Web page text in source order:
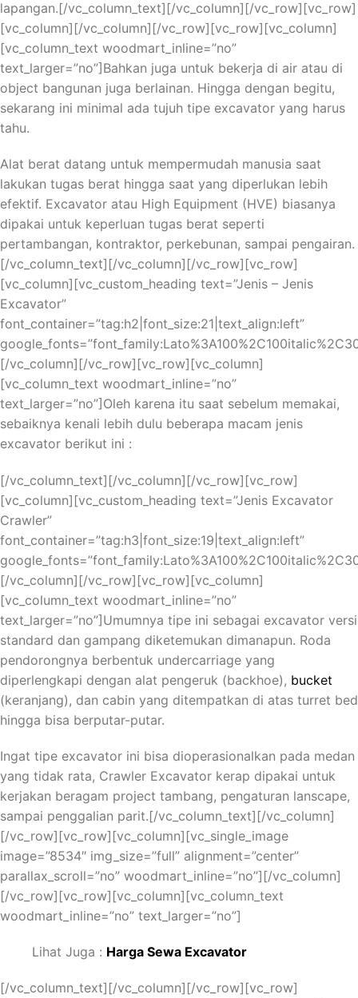
lapangan.[/vc_column_text][/vc_column][/vc_row][vc_row]
[vc_column][/vc_column][/vc_row][vc_row][vc_column]
[vc_column_text woodmart_inline=”no”
text_larger=”no”]Bahkan juga untuk bekerja di air atau di
object bangunan juga berlainan. Hingga dengan begitu,
sekarang ini minimal ada tujuh tipe excavator yang harus
tahu.
Alat berat datang untuk mempermudah manusia saat
lakukan tugas berat hingga saat yang diperlukan lebih
efektif. Excavator atau High Equipment (HVE) biasanya
dipakai untuk keperluan tugas berat seperti
pertambangan, kontraktor, perkebunan, sampai pengairan.
[/vc_column_text][/vc_column][/vc_row][vc_row]
[vc_column][vc_custom_heading text=”Jenis – Jenis
Excavator”
font_container=”tag:h2|font_size:21|text_align:left”
[/vc_column][/vc_row][vc_row][vc_column]
[vc_column_text woodmart_inline=”no”
text_larger=”no”]Oleh karena itu saat sebelum memakai,
sebaiknya kenali lebih dulu beberapa macam jenis
excavator berikut ini :
Учимся Выигрывать в
Блэкджек и Рулетку в Starda
Казино для Россиян
Игра в казино – это увлекательное занятие, которое
привлекает множество людей в России. Но как
научиться выигрывать в блэкджек и рулетку? В этой
статье мы расскажем вам о лучших стратегиях и
советах, которые помогут вам увеличить свои шансы
на успех в казино Starda.
Вы когда-нибудь задумывались, почему некоторые
постоянно проигрывают? Что делает их такими
успешными? Может быть, они знают что-то, чего нам
неизвестно? Мы приглашаем вас в захватывающий мир
казино Starda, где вы сможете научиться стратегиям,
которые помогут вам повысить свои шансы на победу.
Готовы ли вы принять вызов и стать настоящим
профессионалом в игре?
Стратегии игры в блэкджек и
рулетку: как повысить свои шансы
[/vc_column_text][/vc_column][/vc_row][vc_row]
[vc_column][vc_custom_heading text=”Jenis Excavator
Crawler”
font_container=”tag:h3|font_size:19|text_align:left”
[/vc_column][/vc_row][vc_row][vc_column]
[vc_column_text woodmart_inline=”no”
text_larger=”no”]Umumnya tipe ini sebagai excavator versi
standard dan gampang diketemukan dimanapun. Roda
pendorongnya berbentuk undercarriage yang
diperlengkapi dengan alat pengeruk (backhoe), bucket
(keranjang), dan cabin yang ditempatkan di atas turret bed
hingga bisa berputar-putar.
Ingat tipe excavator ini bisa dioperasionalkan pada medan
yang tidak rata, Crawler Excavator kerap dipakai untuk
kerjakan beragam project tambang, pengaturan lanscape,
sampai penggalian parit.[/vc_column_text][/vc_column]
[/vc_row][vc_row][vc_column][vc_single_image
image=”8534″ img_size=”full” alignment=”center”
parallax_scroll=”no” woodmart_inline=”no”][/vc_column]
[/vc_row][vc_row][vc_column][vc_column_text
woodmart_inline=”no” text_larger=”no”]
Lihat Juga : Harga Sewa Excavator
[/vc_column_text][/vc_column][/vc_row][vc_row]